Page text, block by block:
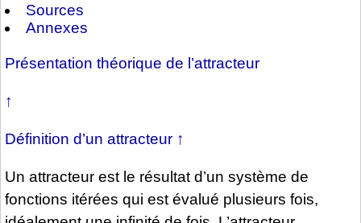
Sources
Annexes
Présentation théorique de l’attracteur
↑
Définition d’un attracteur ↑
Un attracteur est le résultat d’un système de
fonctions itérées qui est évalué plusieurs fois,